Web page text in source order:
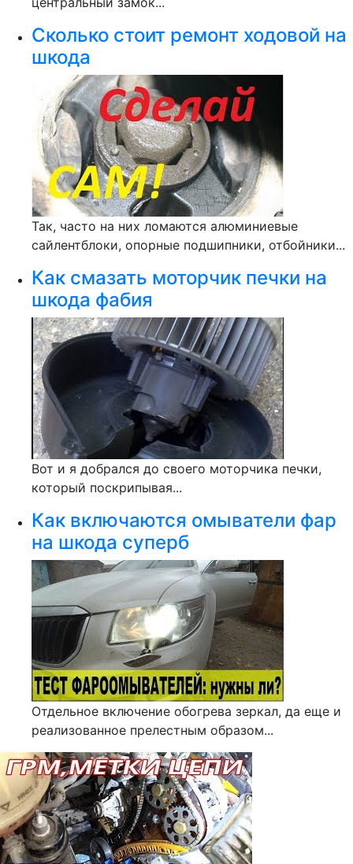
Сколько стоит ремонт ходовой на
шкода
Так, часто на них ломаются алюминиевые
сайлентблоки, опорные подшипники, отбойники...
Как смазать моторчик печки на
шкода фабия
Вот и я добрался до своего моторчика печки,
который поскрипывая...
Как включаются омыватели фар
на шкода суперб
Отдельное включение обогрева зеркал, да еще и
реализованное прелестным образом...